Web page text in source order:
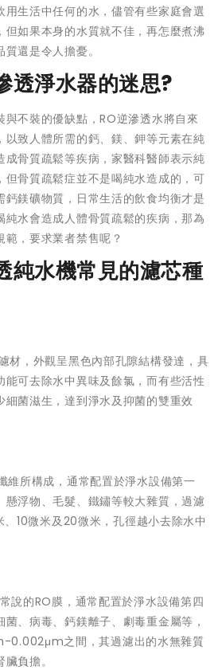
用生活中任何的水，儘管有些家庭會選
但如果本身的水質就不佳，再怎麼煮沸
還是令人擔憂。
透淨水器的迷思?
不裝的優缺點，RO逆滲透水將自來
以致人體所需的鈣、鎂、鉀等元素在純
成骨質疏鬆等疾病，家醫科醫師表示純
但骨質疏鬆症並不是喝純水造成的，可
鈣鎂礦物質，日常生活的飲食均衡才是
純水會造成人體骨質疏鬆的疾病，那為
，要求業者禁售呢？
純水機常見的濾芯種
材，外觀呈黑色內部孔隙結構發達，具
能可去除水中異味及餘氯，而有些活性
細菌滋生，達到淨水及抑菌的雙重效
維所構成，通常配置於淨水設備第一
懸浮物、毛髮、鐵鏽等較大雜質，過濾
、10微米及20微米，孔徑越小去除水中
說的RO膜，通常配置於淨水設備第四
、病毒、鈣鎂離子、劇毒重金屬等，
0.002μm之間，其過濾出的水無雜質
負擔。